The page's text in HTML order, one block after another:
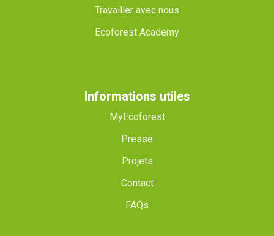
Travailler avec nous
Ecoforest Academy
Informations utiles
MyEcoforest
Presse
Projets
Contact
FAQs